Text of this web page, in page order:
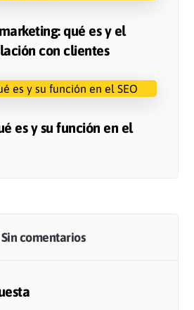
qué es y el
con clientes
es y su función en el
Sin comentarios